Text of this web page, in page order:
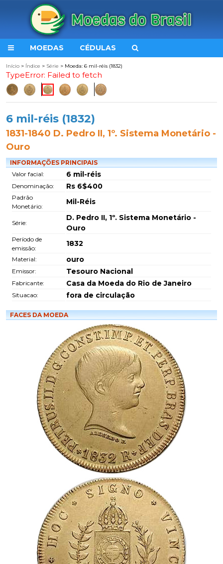
MOEDAS CÉDULAS
Início > Índice > Série > Moeda: 6 mil-réis (1832)
TypeError: Failed to fetch
6 mil-réis (1832)
1831-1840 D. Pedro II, 1º. Sistema Monetário -
Ouro
INFORMAÇÕES PRINCIPAIS
Valor facial:
6 mil-réis
Denominação: Rs 6$400
Padrão
Monetário:
Mil-Réis
Série:
D. Pedro II, 1º. Sistema Monetário -
Ouro
Período de
emissão:
1832
Material: ouro
Emissor: Tesouro Nacional
Fabricante: Casa da Moeda do Rio de Janeiro
Situacao: fora de circulação
FACES DA MOEDA